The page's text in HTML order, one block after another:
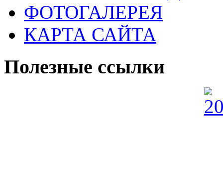
ФОТОГАЛЕРЕЯ
КАРТА САЙТА
Полезные ссылки